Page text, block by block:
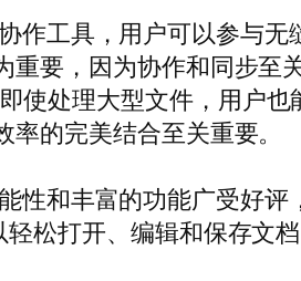
作工具，用户可以参与
要，因为协作和同步至
使处理大型文件，用户
的完美结合至关重要。
性和丰富的功能广受好
松打开、编辑和保存文档